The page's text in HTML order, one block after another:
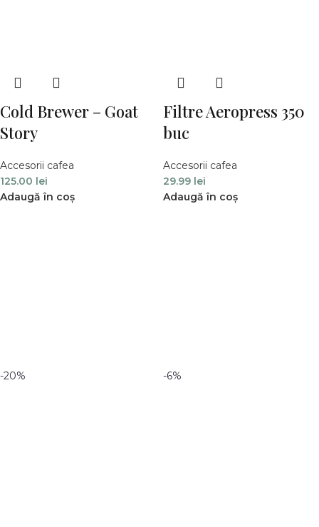
Cold Brewer – Goat
Story
Accesorii cafea
125.00 lei
Adaugă în coș
Filtre Aeropress 350
buc
Accesorii cafea
29.99 lei
Adaugă în coș
-20% -6%